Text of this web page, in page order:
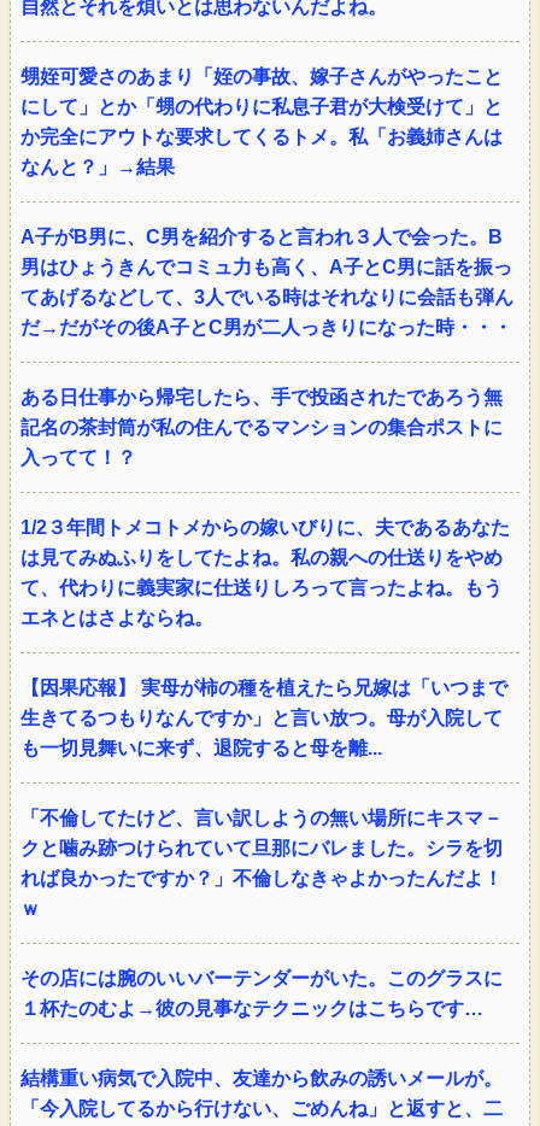
自然とそれを煩いとは思わないんだよね。
甥姪可愛さのあまり「姪の事故、嫁子さんがやったこと
にして」とか「甥の代わりに私息子君が大検受けて」と
か完全にアウトな要求してくるトメ。私「お義姉さんは
なんと？」→結果
A子がB男に、C男を紹介すると言われ３人で会った。B
男はひょうきんでコミュ力も高く、A子とC男に話を振っ
てあげるなどして、3人でいる時はそれなりに会話も弾ん
だ→だがその後A子とC男が二人っきりになった時・・・
ある日仕事から帰宅したら、手で投函されたであろう無
記名の茶封筒が私の住んでるマンションの集合ポストに
入ってて！？
1/2３年間トメコトメからの嫁いびりに、夫であるあなた
は見てみぬふりをしてたよね。私の親への仕送りをやめ
て、代わりに義実家に仕送りしろって言ったよね。もう
エネとはさよならね。
【因果応報】 実母が柿の種を植えたら兄嫁は「いつまで
生きてるつもりなんですか」と言い放つ。母が入院して
も一切見舞いに来ず、退院すると母を離...
「不倫してたけど、言い訳しようの無い場所にキスマ－
クと噛み跡つけられていて旦那にバレました。シラを切
れば良かったですか？」不倫しなきゃよかったんだよ！
ｗ
その店には腕のいいバーテンダーがいた。このグラスに
１杯たのむよ→彼の見事なテクニックはこちらです…
結構重い病気で入院中、友達から飲みの誘いメールが。
「今入院してるから行けない、ごめんね」と返すと、二